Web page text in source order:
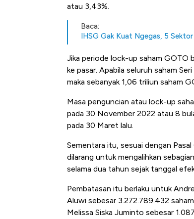
atau 3,43%.
Baca:
IHSG Gak Kuat Ngegas, 5
Jika periode lock-up saham GOTO
ke pasar. Apabila seluruh saham
maka sebanyak 1,06 triliun saham
Masa penguncian atau lock-up
pada 30 November 2022 atau 8
pada 30 Maret lalu.
Sementara itu, sesuai dengan
dilarang untuk mengalihkan
selama dua tahun sejak tanggal
Pembatasan itu berlaku untuk
Aluwi sebesar 3.272.789.432
Melissa Siska Juminto sebesar